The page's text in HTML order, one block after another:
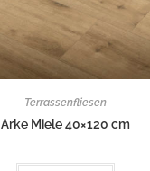
Terrassenfliesen
Arke Miele 40×120 cm